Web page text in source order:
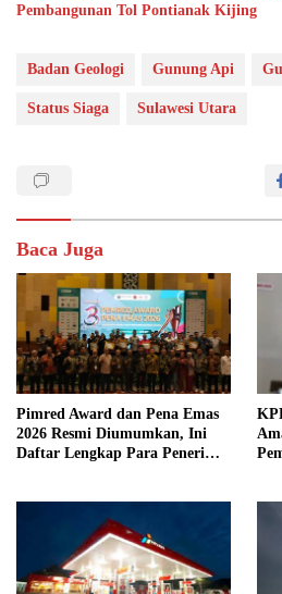
Pembangunan Tol Pontianak Kijing
Badan Geologi Gunung Api
Status Siaga Sulawesi Utara
Baca Juga
Pimred Award dan Pena Emas
2026 Resmi Diumumkan, Ini
Daftar Lengkap Para Penerima